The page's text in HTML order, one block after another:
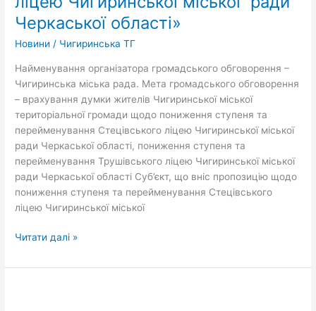
Черкаської області»
Новини / Чигиринська ТГ
Найменування організатора громадського обговорення –
Чигиринська міська рада. Мета громадського обговорення
– врахування думки жителів Чигиринської міської
територіальної громади щодо пониження ступеня та
перейменування Стецівського ліцею Чигиринської міської
ради Черкаської області, пониження ступеня та
перейменування Трушівського ліцею Чигиринської міської
ради Черкаської області Суб’єкт, що вніс пропозицію щодо
пониження ступеня та перейменування Стецівського
ліцею Чигиринської міської
Чигиринської
міської
ради
області»,
«Про
пониження
ступеня
та
перейменування
Трушівського
ліцею
Чигиринської
міської
Черкаської
Читати далі »